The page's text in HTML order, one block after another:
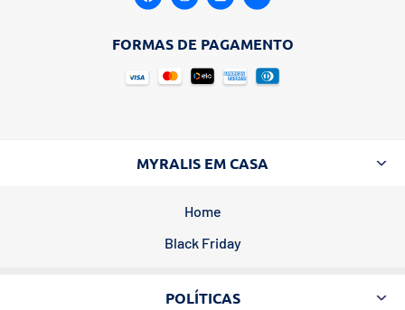
FORMAS DE PAGAMENTO
MYRALIS EM CASA
Home
Black Friday
POLÍTICAS